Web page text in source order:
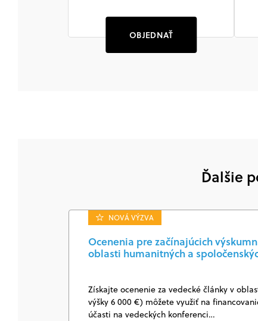
OBJEDNAŤ
Ďalšie
NOVÁ VÝZVA
Ocenenia pre začínajúcich
oblasti humanitných a
Získajte ocenenie za vedecké články v
výšky 6 000 €) môžete využiť na
účasti na vedeckých konferenci…